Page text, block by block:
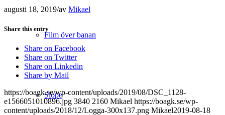
Film över banan
Slope
augusti 18, 2019/av Mikael
Share this entry
Share on Facebook
Share on Twitter
Share on Linkedin
Share by Mail
https://boagk.se/wp-content/uploads/2019/08/DSC_1128-
e1566051010896.jpg 3840 2160 Mikael https://boagk.se/wp-
content/uploads/2018/12/Logga-300x137.png Mikael2019-08-18